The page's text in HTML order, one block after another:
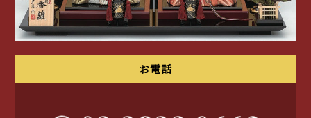
お電話